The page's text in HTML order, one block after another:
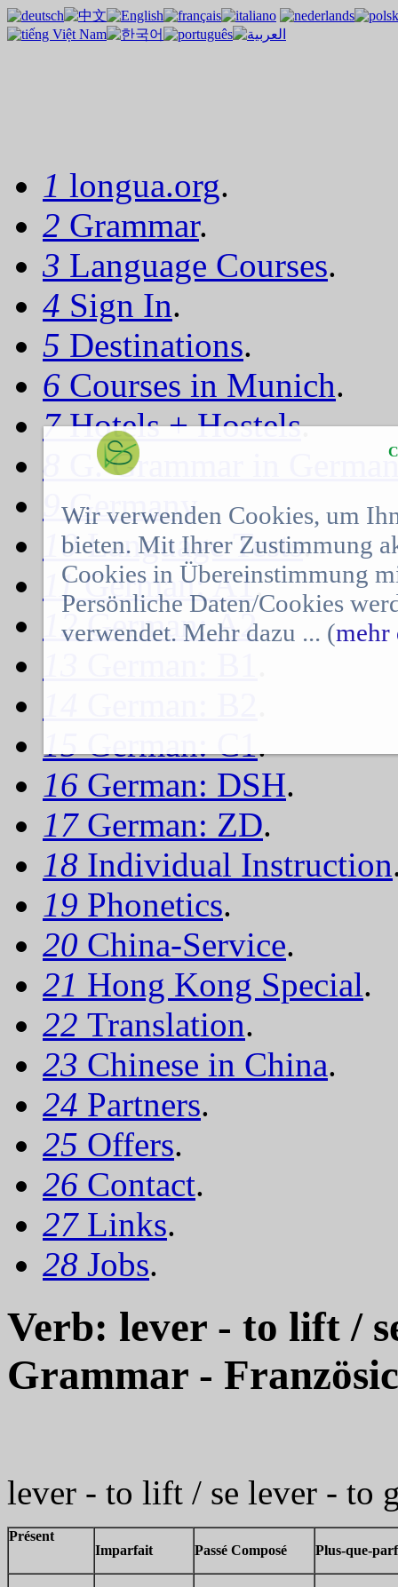
1 longua.org.
2 Grammar.
3 Language Courses.
4 Sign In.
5 Destinations.
6 Courses in Munich.
7Hotels + Hostels.
8
G. Grammar in
9Germany.
10Language Tests.
11German: A1.
12German: A2.
15German: C1.
16 German: DSH.
17 German: ZD.
18 Individual Instruction
19 Phonetics.
20 China-Service.
21 Hong Kong Special.
22 Translation.
23 Chinese in China.
24 Partners.
25 Offers.
26 Contact.
27 Links.
28 Jobs.
Wir verwenden Cookies, um
bieten. Mit Ihrer Zustimmung
Cookies in Übereinstimmung
Persönliche Daten/Cookies
verwendet. Mehr dazu ... (mehr
Verb: lever - to lift /
Grammar -
lever - to lift / se lever - to
Présent
Imparfait
Passé Composé Plus-que-